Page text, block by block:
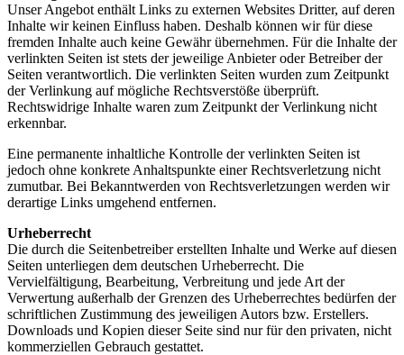
Unser Angebot enthält Links zu externen Websites Dritter, auf deren
Inhalte wir keinen Einfluss haben. Deshalb können wir für diese
fremden Inhalte auch keine Gewähr übernehmen. Für die Inhalte der
verlinkten Seiten ist stets der jeweilige Anbieter oder Betreiber der
Seiten verantwortlich. Die verlinkten Seiten wurden zum Zeitpunkt
der Verlinkung auf mögliche Rechtsverstöße überprüft.
Rechtswidrige Inhalte waren zum Zeitpunkt der Verlinkung nicht
erkennbar.
Eine permanente inhaltliche Kontrolle der verlinkten Seiten ist
jedoch ohne konkrete Anhaltspunkte einer Rechtsverletzung nicht
zumutbar. Bei Bekanntwerden von Rechtsverletzungen werden wir
derartige Links umgehend entfernen.
Urheberrecht
Die durch die Seitenbetreiber erstellten Inhalte und Werke auf diesen
Seiten unterliegen dem deutschen Urheberrecht. Die
Vervielfältigung, Bearbeitung, Verbreitung und jede Art der
Verwertung außerhalb der Grenzen des Urheberrechtes bedürfen der
schriftlichen Zustimmung des jeweiligen Autors bzw. Erstellers.
Downloads und Kopien dieser Seite sind nur für den privaten, nicht
kommerziellen Gebrauch gestattet.